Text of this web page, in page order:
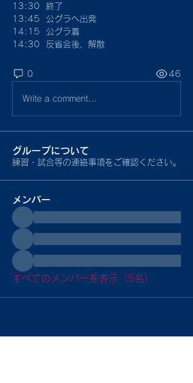
13:30  終了
13:45  公グラへ出発
14:15  公グラ着
14:30  反省会後、解散
0 46
Write a comment...
グループについて
練習・試合等の連絡事項をご確認ください。
メンバー
すべてのメンバーを表示（5名）